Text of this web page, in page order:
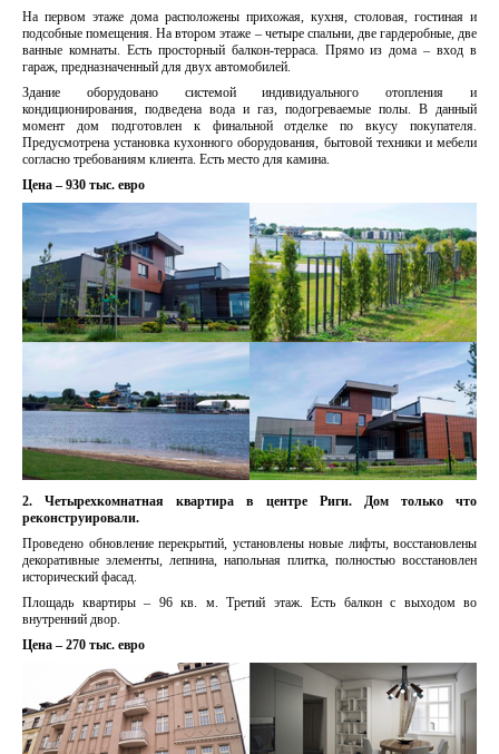
На первом этаже дома расположены прихожая, кухня, столовая, гостиная и
подсобные помещения. На втором этаже – четыре спальни, две гардеробные, две
ванные комнаты. Есть просторный балкон-терраса. Прямо из дома – вход в
гараж, предназначенный для двух автомобилей.
Здание оборудовано системой индивидуального отопления и
кондиционирования, подведена вода и газ, подогреваемые полы. В данный
момент дом подготовлен к финальной отделке по вкусу покупателя.
Предусмотрена установка кухонного оборудования, бытовой техники и мебели
согласно требованиям клиента. Есть место для камина.
Цена – 930 тыс. евро
2. Четырехкомнатная квартира в центре Риги. Дом только что
реконструировали.
Проведено обновление перекрытий, установлены новые лифты, восстановлены
декоративные элементы, лепнина, напольная плитка, полностью восстановлен
исторический фасад.
Площадь квартиры – 96 кв. м. Третий этаж. Есть балкон с выходом во
внутренний двор.
Цена – 270 тыс. евро